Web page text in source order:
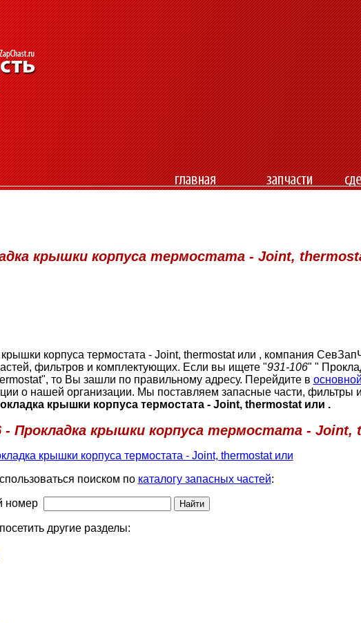
крышки корпуса термостата - Joint,
корпуса термостата - Joint, thermostat или , компания
фильтров и комплектующих. Если вы ищете "931-106" "
то Вы зашли по правильному адресу. Перейдите в
о нашей организации. Мы поставляем запасные части, фильтры
крышки корпуса термостата - Joint, thermostat или .
- Прокладка крышки корпуса термостата - Joint,
крышки корпуса термостата - Joint, thermostat или
поиском по каталогу запасных частей:
номер
другие разделы: